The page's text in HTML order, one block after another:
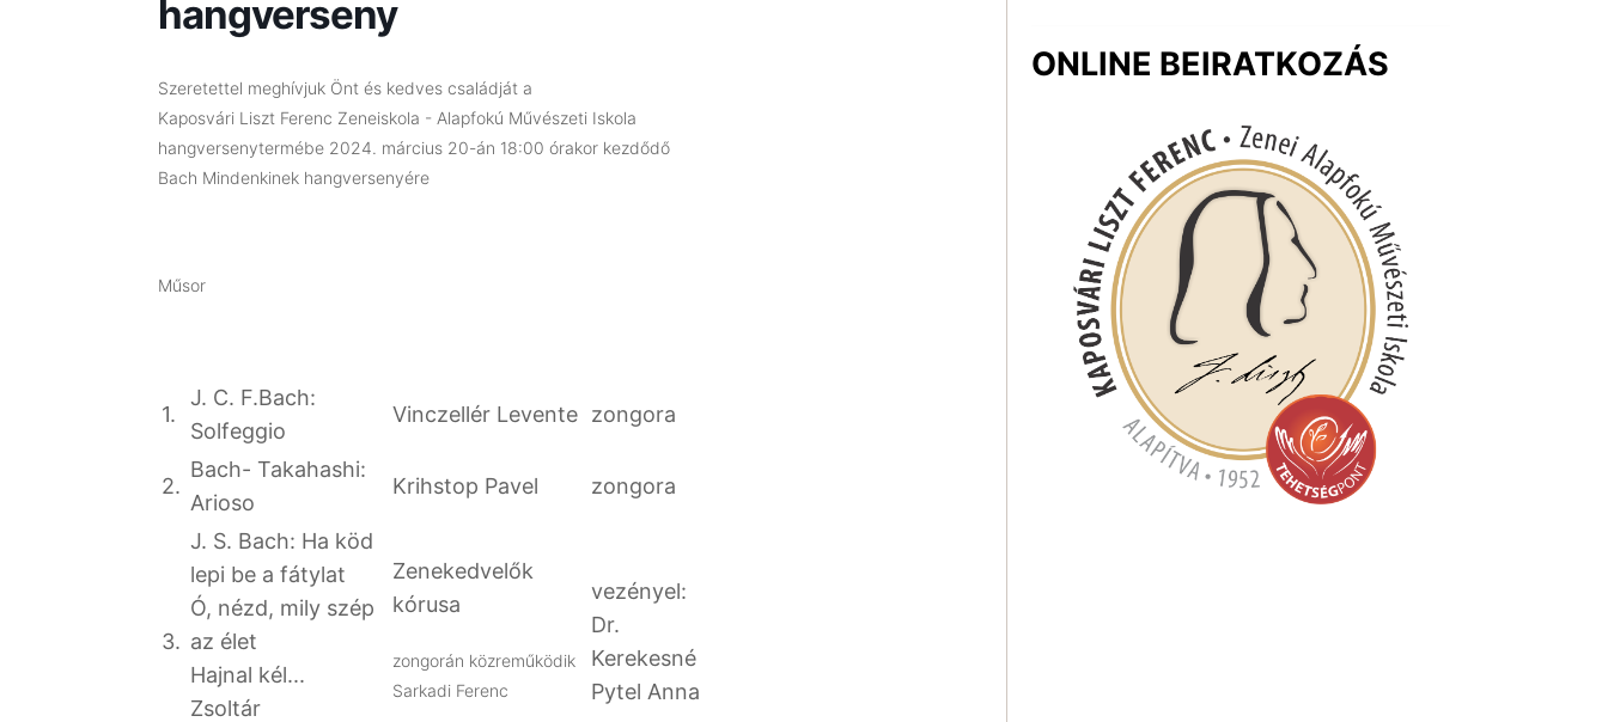
hangverseny
Szeretettel meghívjuk Önt és kedves családját a
Kaposvári Liszt Ferenc Zeneiskola - Alapfokú Művészeti Iskola
hangversenytermébe 2024. március 20-án 18:00 órakor kezdődő
Bach Mindenkinek hangversenyére
Műsor
1.
J. C. F.Bach:
Solfeggio
Vinczellér Levente zongora
2.
Bach- Takahashi:
Arioso
Krihstop Pavel zongora
3.
J. S. Bach: Ha köd
lepi be a fátylat
Ó, nézd, mily szép
az élet
Hajnal kél...
Zsoltár
Zenekedvelők
kórusa
zongorán közreműködik
Sarkadi Ferenc
vezényel:
Dr.
Kerekesné
Pytel Anna
ONLINE BEIRATKOZÁS